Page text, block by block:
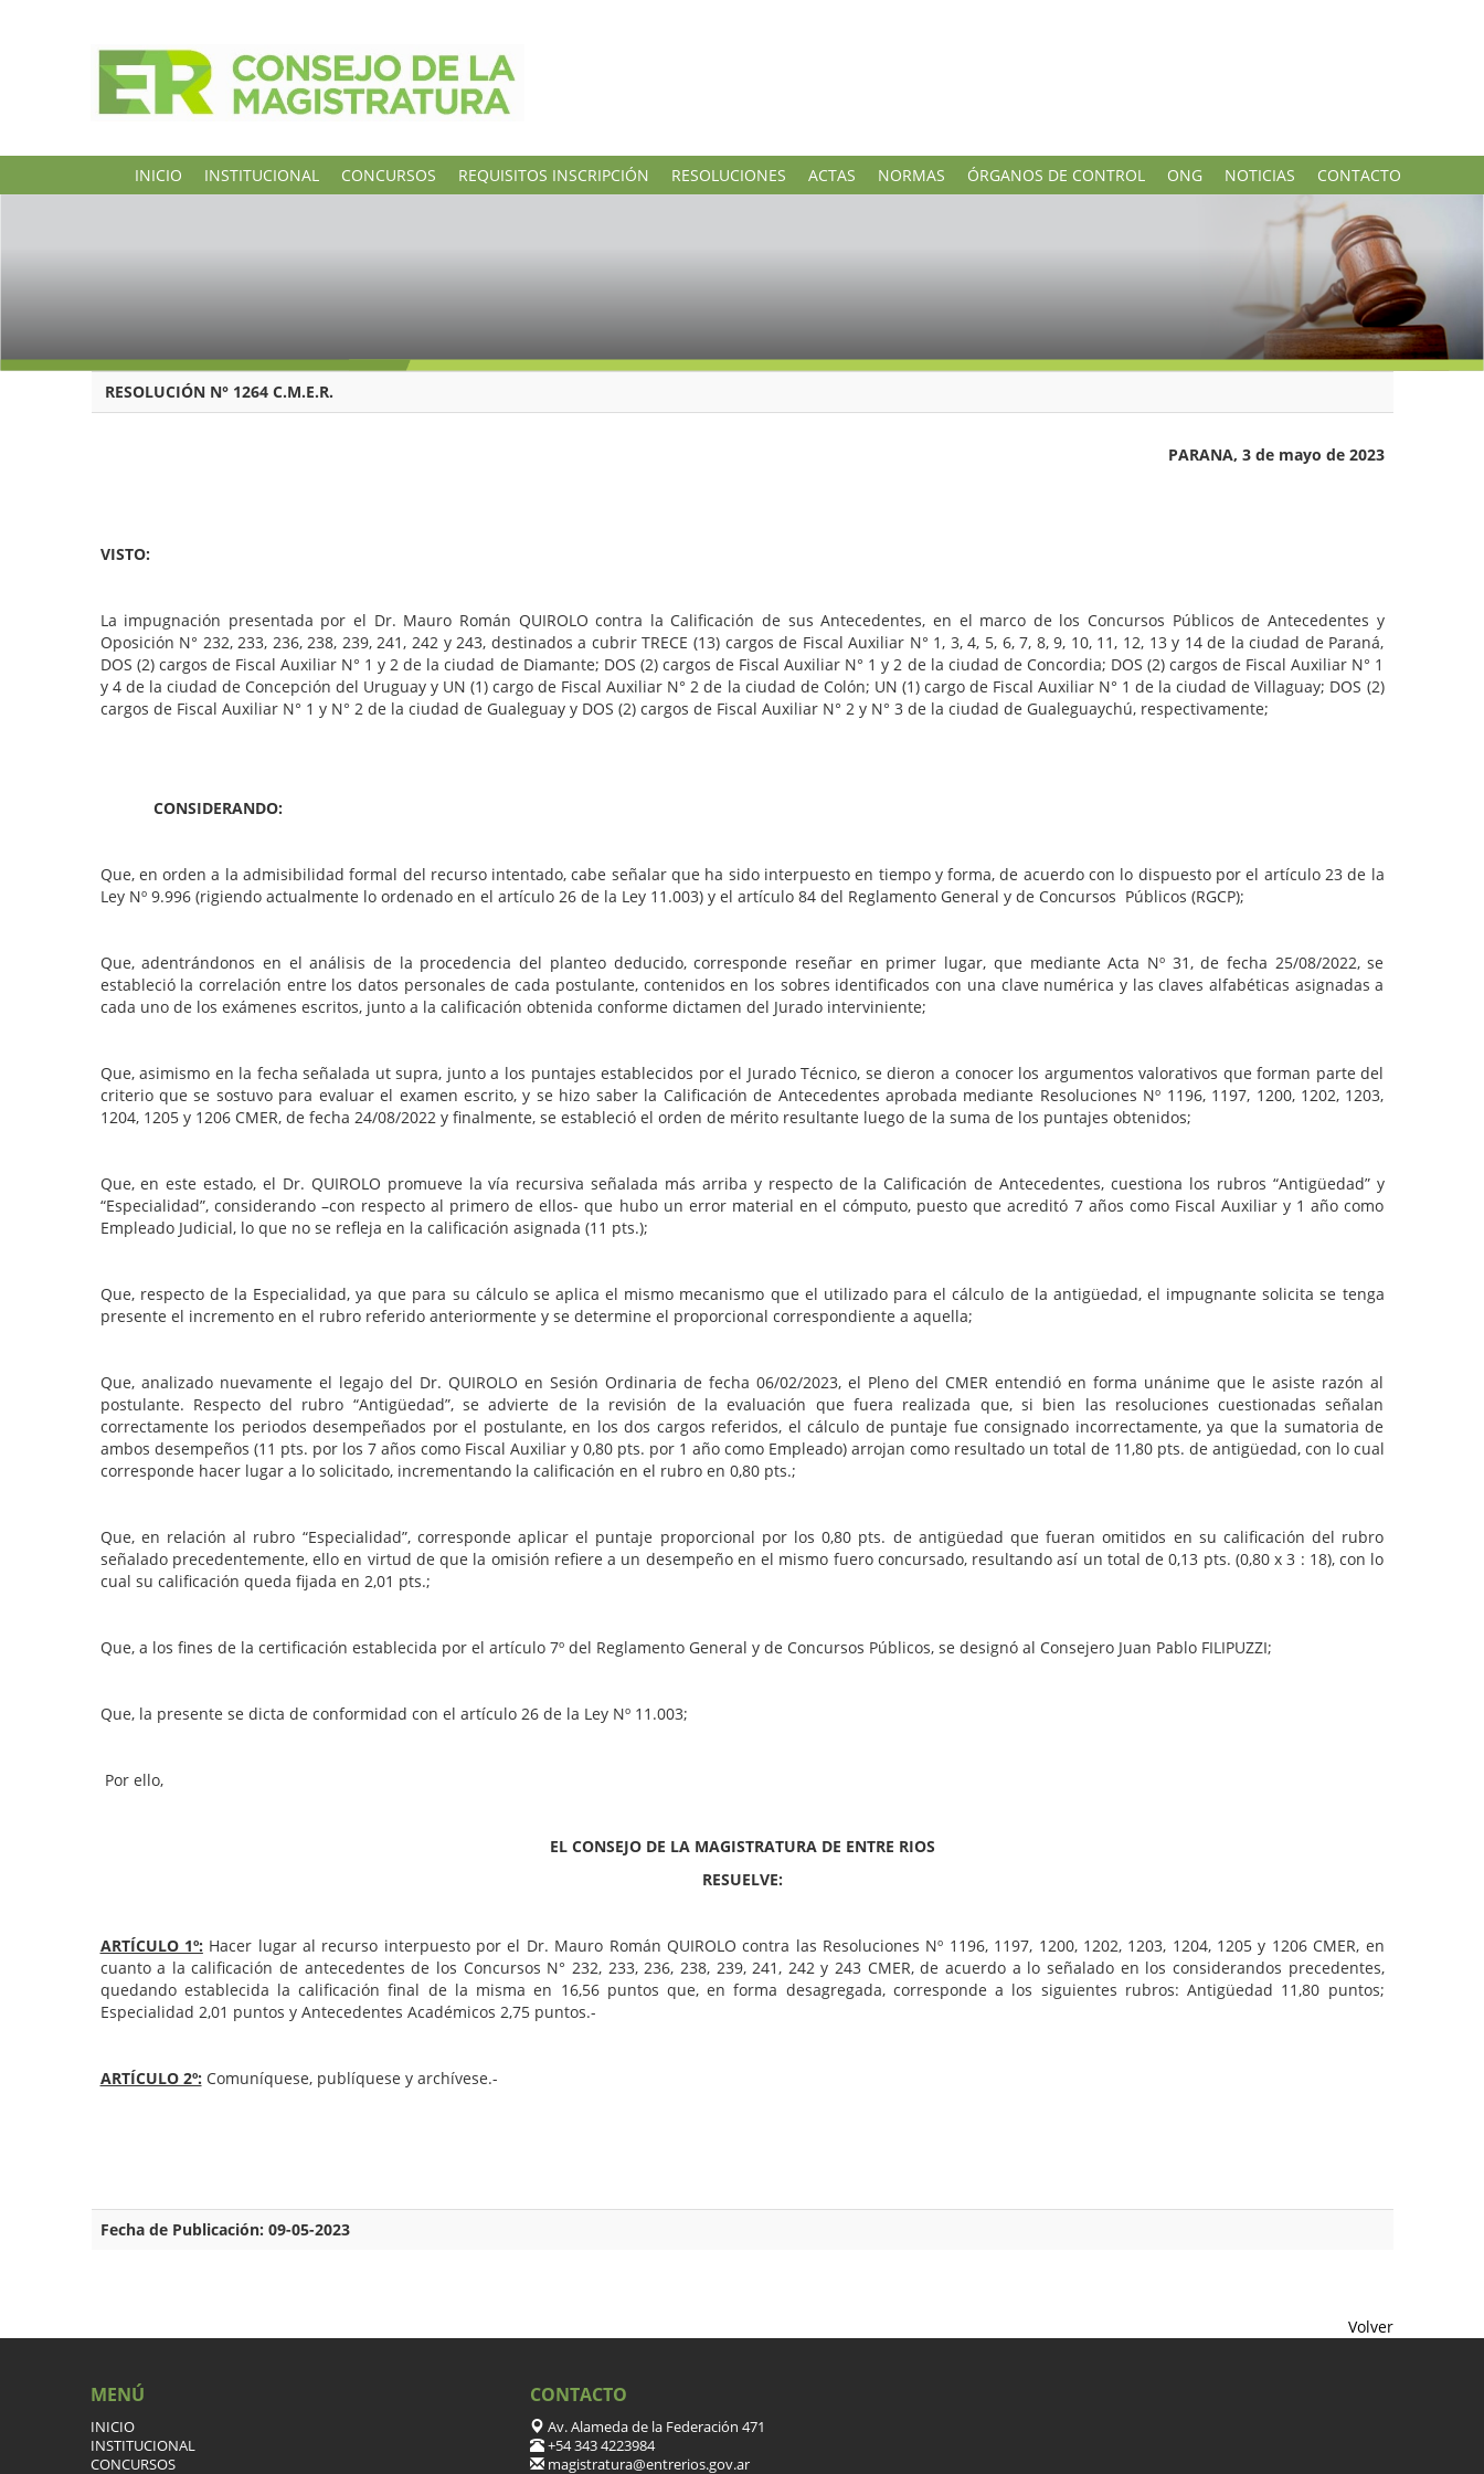
INICIO INSTITUCIONAL CONCURSOS REQUISITOS INSCRIPCIÓN RESOLUCIONES ACTAS NORMAS ÓRGANOS DE CONTROL ONG NOTICIAS CONTACTO
RESOLUCIÓN N° 1264 C.M.E.R.
PARANA, 3 de mayo de 2023
VISTO:
La impugnación presentada por el Dr. Mauro Román QUIROLO contra la Calificación de sus Antecedentes, en el marco de los Concursos Públicos de Antecedentes y
Oposición N° 232, 233, 236, 238, 239, 241, 242 y 243, destinados a cubrir TRECE (13) cargos de Fiscal Auxiliar N° 1, 3, 4, 5, 6, 7, 8, 9, 10, 11, 12, 13 y 14 de la ciudad de Paraná,
DOS (2) cargos de Fiscal Auxiliar N° 1 y 2 de la ciudad de Diamante; DOS (2) cargos de Fiscal Auxiliar N° 1 y 2 de la ciudad de Concordia; DOS (2) cargos de Fiscal Auxiliar N° 1
y 4 de la ciudad de Concepción del Uruguay y UN (1) cargo de Fiscal Auxiliar N° 2 de la ciudad de Colón; UN (1) cargo de Fiscal Auxiliar N° 1 de la ciudad de Villaguay; DOS (2)
cargos de Fiscal Auxiliar N° 1 y N° 2 de la ciudad de Gualeguay y DOS (2) cargos de Fiscal Auxiliar N° 2 y N° 3 de la ciudad de Gualeguaychú, respectivamente;
CONSIDERANDO:
Que, en orden a la admisibilidad formal del recurso intentado, cabe señalar que ha sido interpuesto en tiempo y forma, de acuerdo con lo dispuesto por el artículo 23 de la
Ley Nº 9.996 (rigiendo actualmente lo ordenado en el artículo 26 de la Ley 11.003) y el artículo 84 del Reglamento General y de Concursos Públicos (RGCP);
Que, adentrándonos en el análisis de la procedencia del planteo deducido, corresponde reseñar en primer lugar, que mediante Acta Nº 31, de fecha 25/08/2022, se
estableció la correlación entre los datos personales de cada postulante, contenidos en los sobres identificados con una clave numérica y las claves alfabéticas asignadas a
cada uno de los exámenes escritos, junto a la calificación obtenida conforme dictamen del Jurado interviniente;
Que, asimismo en la fecha señalada ut supra, junto a los puntajes establecidos por el Jurado Técnico, se dieron a conocer los argumentos valorativos que forman parte del
criterio que se sostuvo para evaluar el examen escrito, y se hizo saber la Calificación de Antecedentes aprobada mediante Resoluciones Nº 1196, 1197, 1200, 1202, 1203,
1204, 1205 y 1206 CMER, de fecha 24/08/2022 y finalmente, se estableció el orden de mérito resultante luego de la suma de los puntajes obtenidos;
Que, en este estado, el Dr. QUIROLO promueve la vía recursiva señalada más arriba y respecto de la Calificación de Antecedentes, cuestiona los rubros “Antigüedad” y
“Especialidad”, considerando –con respecto al primero de ellos- que hubo un error material en el cómputo, puesto que acreditó 7 años como Fiscal Auxiliar y 1 año como
Empleado Judicial, lo que no se refleja en la calificación asignada (11 pts.);
Que, respecto de la Especialidad, ya que para su cálculo se aplica el mismo mecanismo que el utilizado para el cálculo de la antigüedad, el impugnante solicita se tenga
presente el incremento en el rubro referido anteriormente y se determine el proporcional correspondiente a aquella;
Que, analizado nuevamente el legajo del Dr. QUIROLO en Sesión Ordinaria de fecha 06/02/2023, el Pleno del CMER entendió en forma unánime que le asiste razón al
postulante. Respecto del rubro “Antigüedad”, se advierte de la revisión de la evaluación que fuera realizada que, si bien las resoluciones cuestionadas señalan
correctamente los periodos desempeñados por el postulante, en los dos cargos referidos, el cálculo de puntaje fue consignado incorrectamente, ya que la sumatoria de
ambos desempeños (11 pts. por los 7 años como Fiscal Auxiliar y 0,80 pts. por 1 año como Empleado) arrojan como resultado un total de 11,80 pts. de antigüedad, con lo cual
corresponde hacer lugar a lo solicitado, incrementando la calificación en el rubro en 0,80 pts.;
Que, en relación al rubro “Especialidad”, corresponde aplicar el puntaje proporcional por los 0,80 pts. de antigüedad que fueran omitidos en su calificación del rubro
señalado precedentemente, ello en virtud de que la omisión refiere a un desempeño en el mismo fuero concursado, resultando así un total de 0,13 pts. (0,80 x 3 : 18), con lo
cual su calificación queda fijada en 2,01 pts.;
Que, a los fines de la certificación establecida por el artículo 7º del Reglamento General y de Concursos Públicos, se designó al Consejero Juan Pablo FILIPUZZI;
Que, la presente se dicta de conformidad con el artículo 26 de la Ley Nº 11.003;
Por ello,
EL CONSEJO DE LA MAGISTRATURA DE ENTRE RIOS
RESUELVE:
ARTÍCULO 1º: Hacer lugar al recurso interpuesto por el Dr. Mauro Román QUIROLO contra las Resoluciones Nº 1196, 1197, 1200, 1202, 1203, 1204, 1205 y 1206 CMER, en
cuanto a la calificación de antecedentes de los Concursos N° 232, 233, 236, 238, 239, 241, 242 y 243 CMER, de acuerdo a lo señalado en los considerandos precedentes,
quedando establecida la calificación final de la misma en 16,56 puntos que, en forma desagregada, corresponde a los siguientes rubros: Antigüedad 11,80 puntos;
Especialidad 2,01 puntos y Antecedentes Académicos 2,75 puntos.-
ARTÍCULO 2º: Comuníquese, publíquese y archívese.-
Fecha de Publicación: 09-05-2023
Volver
MENÚ
INICIO
INSTITUCIONAL
CONCURSOS
CONTACTO
Av. Alameda de la Federación 471
+54 343 4223984
magistratura@entrerios.gov.ar